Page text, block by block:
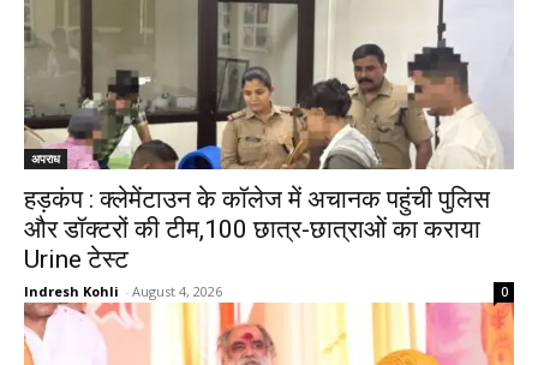
अपराध
हड़कंप : क्लेमेंटाउन के कॉलेज में अचानक पहुंची पुलिस
और डॉक्टरों की टीम,100 छात्र-छात्राओं का कराया
Urine टेस्ट
Indresh Kohli - August 4, 2026 0